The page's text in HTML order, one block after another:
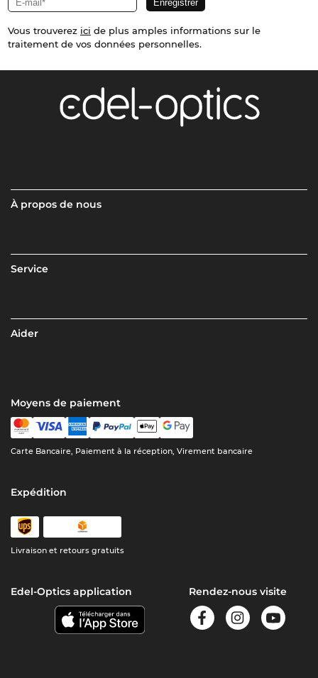
Vous trouverez ici de plus amples informations sur le
traitement de vos données personnelles.
À propos de nous
Service
Aider
Moyens de paiement
Carte Bancaire, Paiement à la réception, Virement bancaire
Expédition
Livraison et retours gratuits
Edel-Optics application Rendez-nous visite